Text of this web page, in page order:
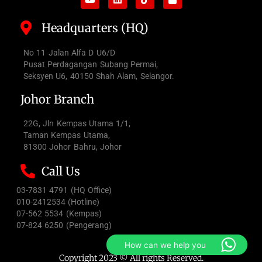
Headquarters (HQ)
No 11 Jalan Alfa D U6/D
Pusat Perdagangan Subang Permai,
Seksyen U6, 40150 Shah Alam, Selangor.
Johor Branch
22G, Jln Kempas Utama 1/1,
Taman Kempas Utama,
81300 Johor Bahru, Johor
Call Us
03-7831 4791 (HQ Office)
010-2412534 (Hotline)
07-562 5534 (Kempas)
07-824 6250 (Pengerang)
Copyright 2023 © All rights Reserved.
How can we help you